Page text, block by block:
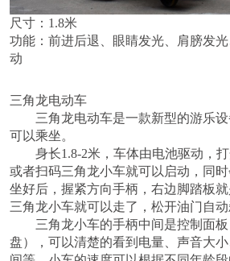
尺寸：1.8米
功能：前进后退、眼睛发光、肩膀发
动
三角龙电动车
三角龙电动车是一款新型的游乐设
可以乘坐。
身长1.8-2米，车体由电池驱动，
或者扫码三角龙小车就可以启动，同
坐好后，握紧方向手柄，右边脚踏板
三角龙小车就可以走了，松开油门自动
三角龙小车的手柄中间是控制面板
盘），可以清楚的看到电量、声音大